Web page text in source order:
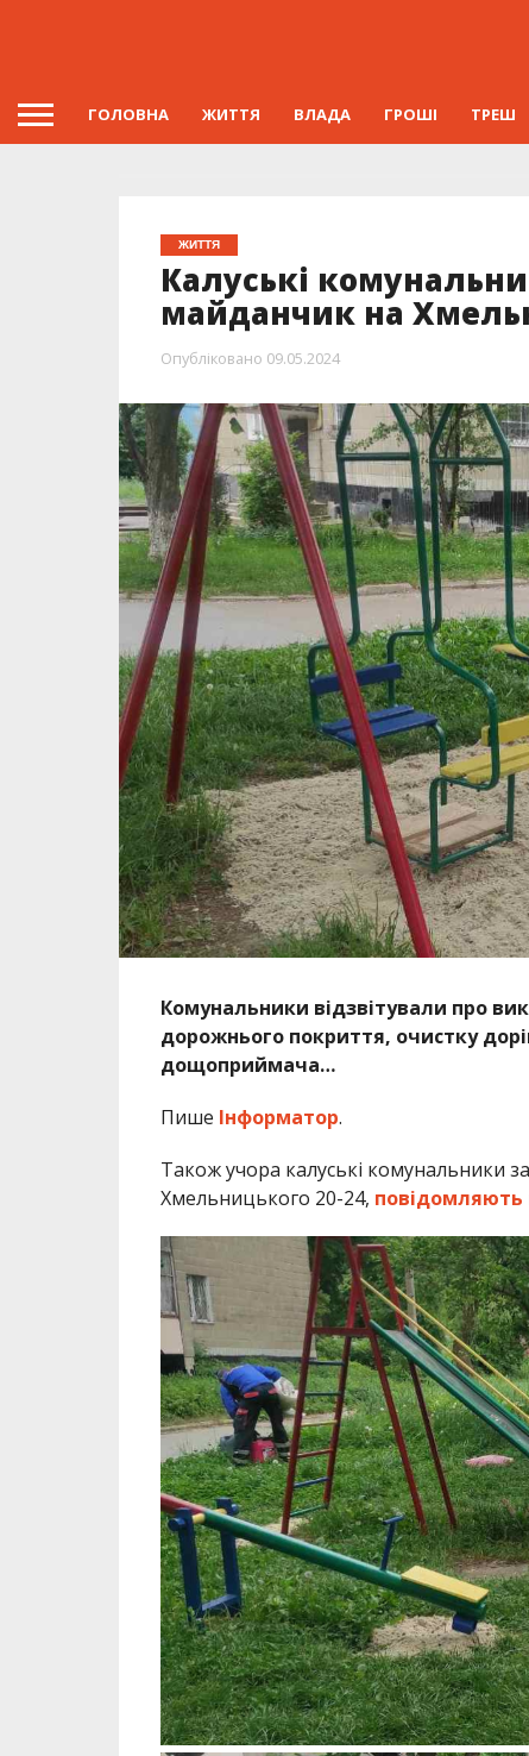
ГОЛОВНА ЖИТТЯ ВЛАДА ГРОШІ ТРЕШ
ЖИТТЯ
Калуські
майданчик на
Опубліковано 09.05.2024
Комунальники відзвітували про
дорожнього покриття, очистку
дощоприймача…
Пише Інформатор.
Також учора калуські комунальники
Хмельницького 20-24, повідомляють